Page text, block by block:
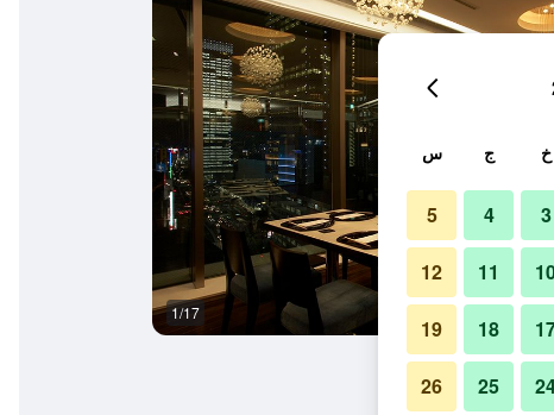
1/17
خ ج س
3
4
5
11
12
18
19
25
26